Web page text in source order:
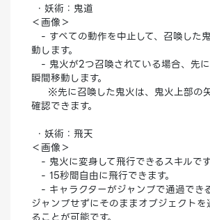
・妖術：鬼道
＜画像＞
- すべての動作を中止して、召喚した
動します。
- 鬼火が2つ召喚されている場合、先
瞬間移動します。
※先に召喚した鬼火は、鬼火上部の
確認できます。
・妖術：飛天
＜画像＞
- 鬼火に変身して飛行できるスキルです
- 15秒間自由に飛行できます。
- キャラクターがジャンプで通過でき
ジャンプせずにそのままオブジェクトを